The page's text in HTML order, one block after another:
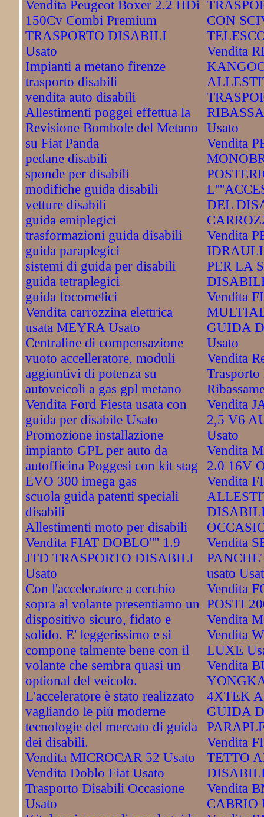
Vendita Peugeot Boxer 2.2 HDi
150Cv Combi Premium
TRASPORTO DISABILI
Usato
Impianti a metano firenze
trasporto disabili
vendita auto disabili
Allestimenti poggei effettua la
Revisione Bombole del Metano
su Fiat Panda
pedane disabili
sponde per disabili
modifiche guida disabili
vetture disabili
guida emiplegici
trasformazioni guida disabili
guida paraplegici
sistemi di guida per disabili
guida tetraplegici
guida focomelici
Vendita carrozzina elettrica
usata MEYRA Usato
Centraline di compensazione
vuoto accelleratore, moduli
aggiuntivi di potenza su
autoveicoli a gas gpl metano
Vendita Ford Fiesta usata con
guida per disabile Usato
Promozione installazione
impianto GPL per auto da
autofficina Poggesi con kit stag
EVO 300 imega gas
scuola guida patenti speciali
disabili
Allestimenti moto per disabili
Vendita FIAT DOBLO'''' 1.9
JTD TRASPORTO DISABILI
Usato
Con l'acceleratore a cerchio
sopra al volante presentiamo un
dispositivo sicuro, fidato e
solido. E' leggerissimo e si
compone talmente bene con il
volante che sembra quasi un
optional del veicolo.
L'acceleratore è stato realizzato
vagliando le più moderne
tecnologie del mercato di guida
dei disabili.
Vendita MICROCAR 52 Usato
Vendita Doblo Fiat Usato
Trasporto Disabili Occasione
Usato
CON
Vendita
Usato
Vendita
DEL
Vendita
PER LA
Vendita
GUIDA
Usato
Vendita
Vendita
2,5 V6
Usato
Vendita
2.0 16V
Vendita
Vendita
usato
Vendita
POSTI
Vendita
Vendita
LUXE
Vendita
4XTEK
GUIDA
Vendita
TETTO
Vendita
CABRIO